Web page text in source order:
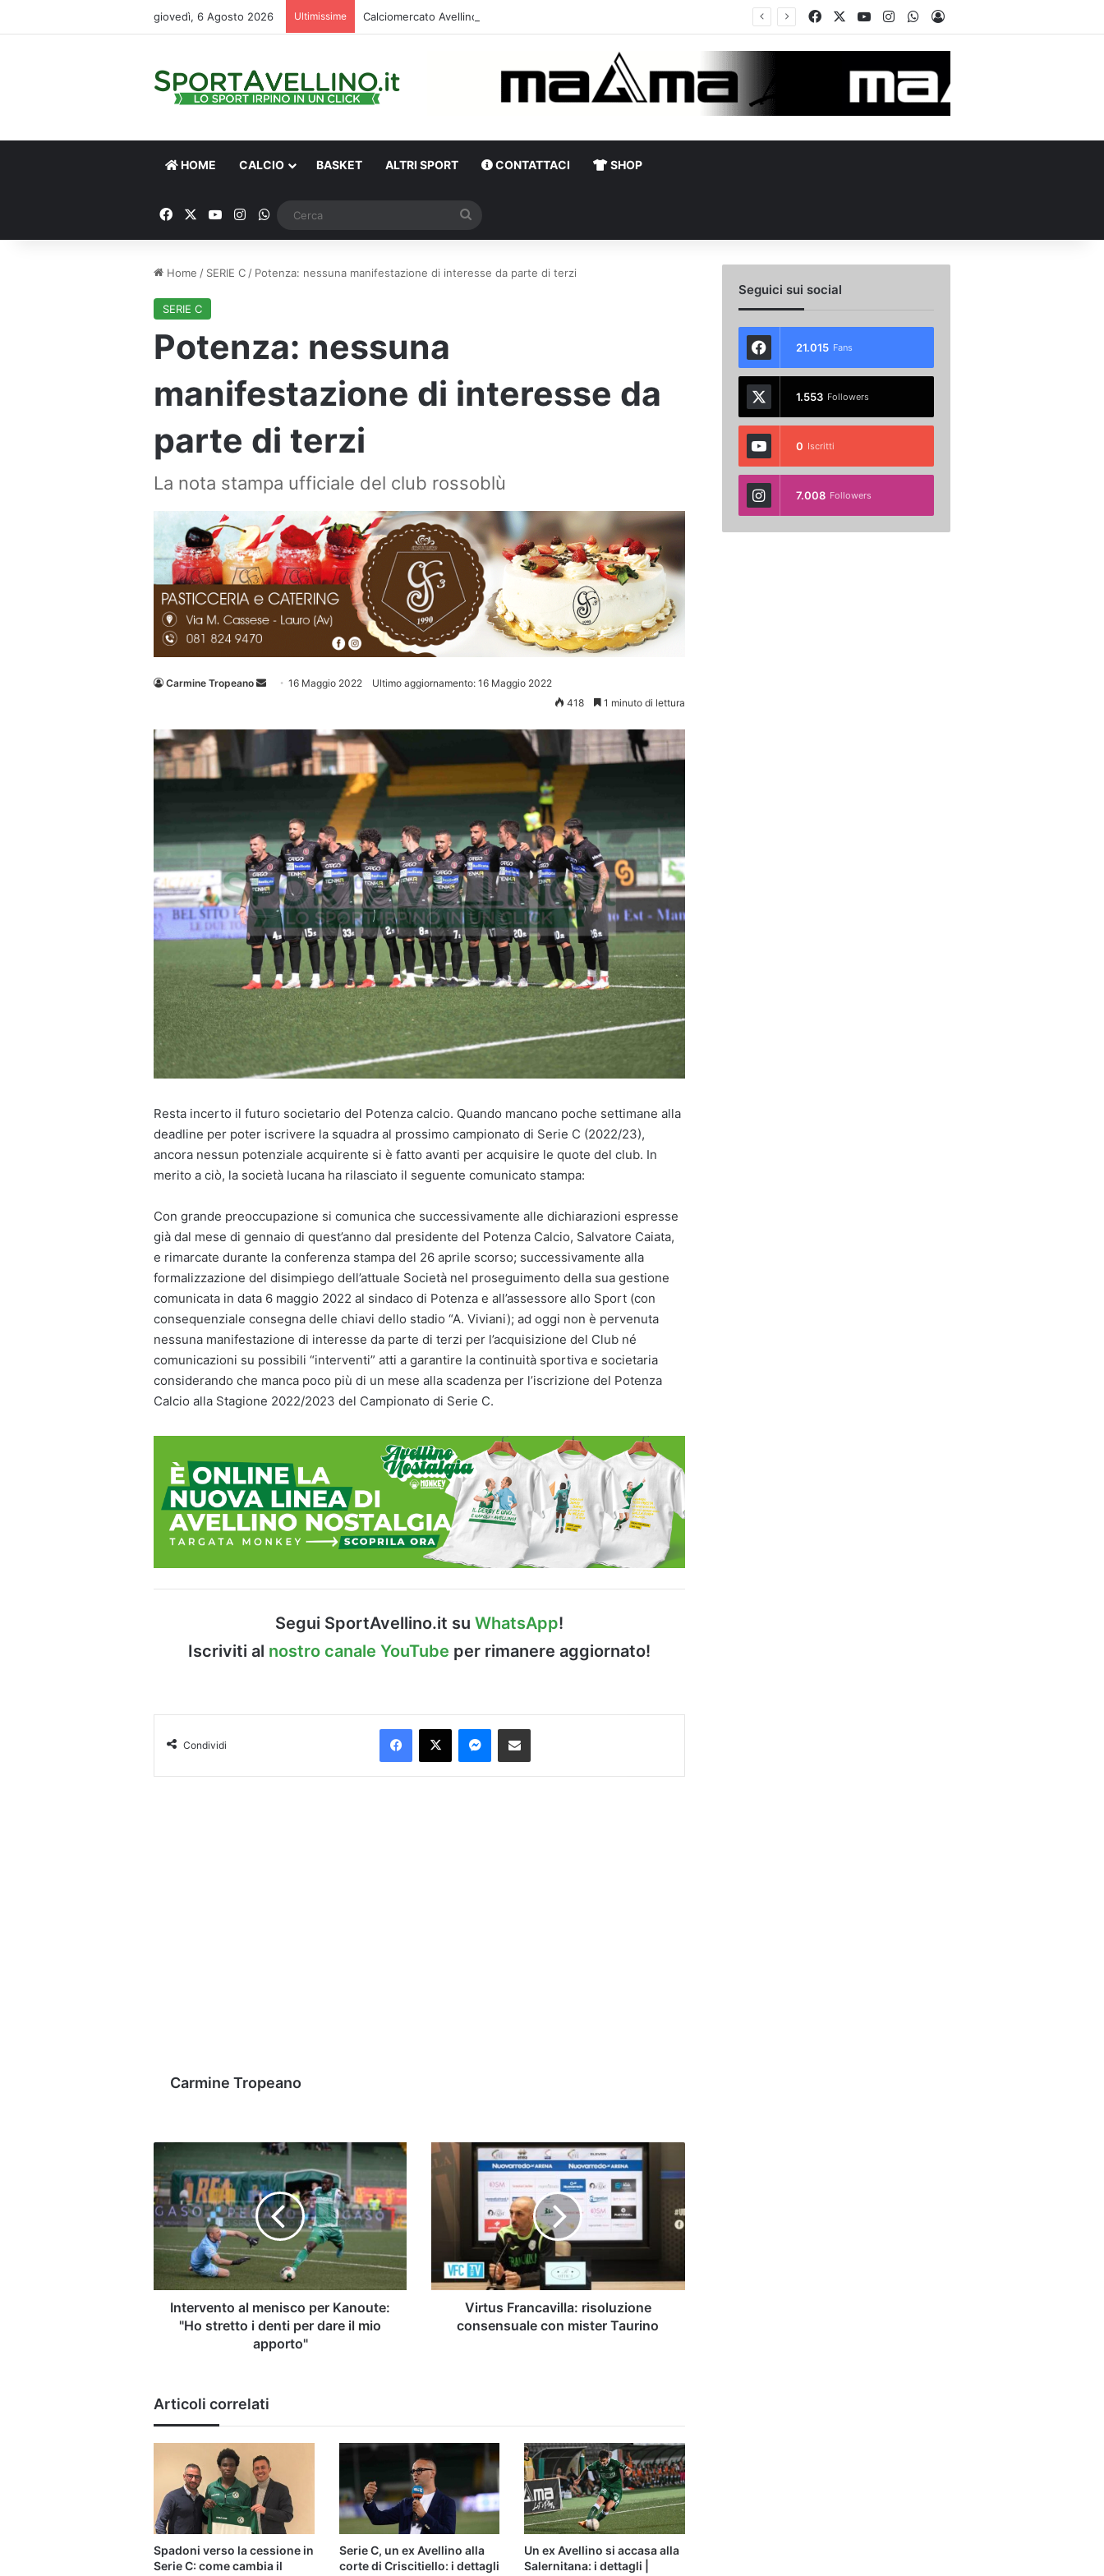
giovedì, 6 Agosto 2026 Ultimissime FacebookYou TubeInstagramWhatsApp
Accedi
HOME CALCIO BASKET ALTRI SPORT CONTATTACI SHOP
FacebookYou TubeInstagram
WhatsApp
Home / SERIE C / Potenza: nessuna manifestazione di interesse da parte di terzi
SERIE C
Potenza: nessuna
manifestazione di interesse da
parte di terzi
La nota stampa ufficiale del club rossoblù
Carmine Tropeano
Invia 16 Maggio 2022
Ultimo aggiornamento: 16 Maggio 2022
418
1 minuto di lettura
Resta incerto il futuro societario del Potenza calcio. Quando mancano poche settimane alla
deadline per poter iscrivere la squadra al prossimo campionato di Serie C (2022/23),
ancora nessun potenziale acquirente si è fatto avanti per acquisire le quote del club. In
merito a ciò, la società lucana ha rilasciato il seguente comunicato stampa:
Con grande preoccupazione si comunica che successivamente alle dichiarazioni espresse
già dal mese di gennaio di quest’anno dal presidente del Potenza Calcio, Salvatore Caiata,
e rimarcate durante la conferenza stampa del 26 aprile scorso; successivamente alla
formalizzazione del disimpiego dell’attuale Società nel proseguimento della sua gestione
comunicata in data 6 maggio 2022 al sindaco di Potenza e all’assessore allo Sport (con
consequenziale consegna delle chiavi dello stadio “A. Viviani); ad oggi non è pervenuta
nessuna manifestazione di interesse da parte di terzi per l’acquisizione del Club né
comunicazioni su possibili “interventi” atti a garantire la continuità sportiva e societaria
considerando che manca poco più di un mese alla scadenza per l’iscrizione del Potenza
Calcio alla Stagione 2022/2023 del Campionato di Serie C.
Segui SportAvellino.it su WhatsApp!
Iscriviti al nostro canale YouTube per rimanere aggiornato!
Condividi
Facebook
X Messenger
Condividi via Email
Carmine Tropeano
Intervento
menisco
per
Kanoute:
stretto
denti
Intervento al menisco per Kanoute:
"Ho stretto i denti per dare il mio
apporto"
Virtus
Francavilla:
risoluzione
consensuale
con
Virtus Francavilla: risoluzione
consensuale con mister Taurino
Articoli correlati
Spadoni verso la cessione in
Serie C: come cambia il
Serie C, un ex Avellino alla
corte di Criscitiello: i dettagli
Un ex Avellino si accasa alla
Salernitana: i dettagli |
Seguici sui social
21.015 Fans
1.553 Followers
0 Iscritti
7.008 Followers